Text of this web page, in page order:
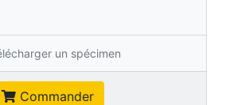
un spécimen
Commander